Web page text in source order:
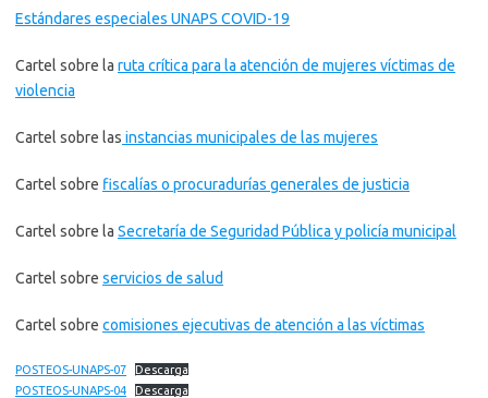
Estándares especiales UNAPS COVID-19
Cartel sobre la ruta crítica para la atención de mujeres víctimas de
violencia
Cartel sobre las instancias municipales de las mujeres
Cartel sobre fiscalías o procuradurías generales de justicia
Cartel sobre la Secretaría de Seguridad Pública y policía municipal
Cartel sobre servicios de salud
Cartel sobre comisiones ejecutivas de atención a las víctimas
POSTEOS-UNAPS-07
Descarga
POSTEOS-UNAPS-04
Descarga